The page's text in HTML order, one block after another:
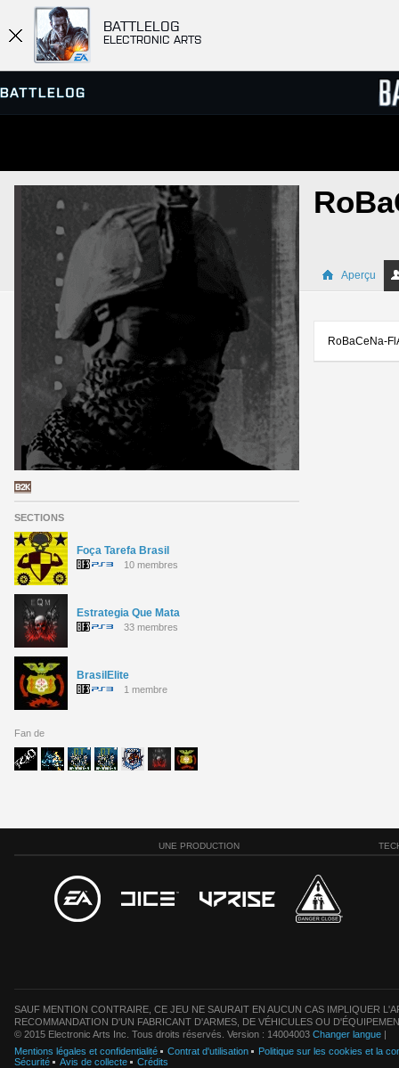
BATTLELOG
ELECTRONIC ARTS
SERVEURS
PARTIES
SECTIONS
Foça Tarefa Brasil
10 membres
Estrategia Que Mata
33 membres
BrasilElite
1 membre
Fan de
Aperçu
RoBaCeNa-
UNE PRODUCTION
SAUF MENTION CONTRAIRE, CE JEU NE SAURAIT EN AUCUN CAS IMPLIQUER
RECOMMANDATION D'UN FABRICANT D'ARMES, DE VÉHICULES OU
© 2015 Electronic Arts Inc. Tous droits réservés. Version : 14004003 Changer langue |
Mentions légales et confidentialité
Contrat d'utilisation
Politique sur les cookies et la
Sécurité
Avis de collecte Crédits